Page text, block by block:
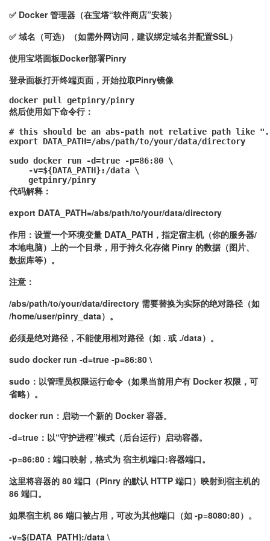
✅ Docker 管理器（在宝塔“软件商店”安装）
✅ 域名（可选）（如需外网访问，建议绑定域名并配置SSL）
使用宝塔面板Docker部署Pinry
登录面板打开终端页面，开始拉取Pinry镜像
docker pull getpinry/pinry
然后使用如下命令行：
# this should be an abs-path not relative path like
export DATA_PATH=/abs/path/to/your/data/directory
sudo docker run -d=true -p=86:80 \
-v=${DATA_PATH}:/data \
getpinry/pinry
代码解释：
export DATA_PATH=/abs/path/to/your/data/directory
作用：设置一个环境变量 DATA_PATH，指定宿主机（你的服务器/
本地电脑）上的一个目录，用于持久化存储 Pinry 的数据（图片、
数据库等）。
注意：
/abs/path/to/your/data/directory 需要替换为实际的绝对路径（如
/home/user/pinry_data）。
必须是绝对路径，不能使用相对路径（如 . 或 ./data）。
sudo docker run -d=true -p=86:80 \
sudo：以管理员权限运行命令（如果当前用户有 Docker 权限，可
省略）。
docker run：启动一个新的 Docker 容器。
-d=true：以“守护进程”模式（后台运行）启动容器。
-p=86:80：端口映射，格式为 宿主机端口:容器端口。
这里将容器的 80 端口（Pinry 的默认 HTTP 端口）映射到宿主机的
86 端口。
如果宿主机 86 端口被占用，可改为其他端口（如 -p=8080:80）。
-v=${DATA_PATH}:/data \